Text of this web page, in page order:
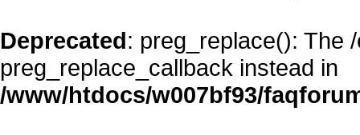
Deprecated: preg_replace(): The
preg_replace_callback instead in
/www/htdocs/w007bf93/